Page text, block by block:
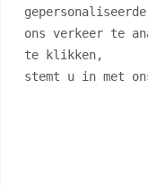
ons verkeer te
te klikken,
stemt u in met
advies en alles voor
is niet alleen leuk,
een klus zelf hebt
geld uitsparen.